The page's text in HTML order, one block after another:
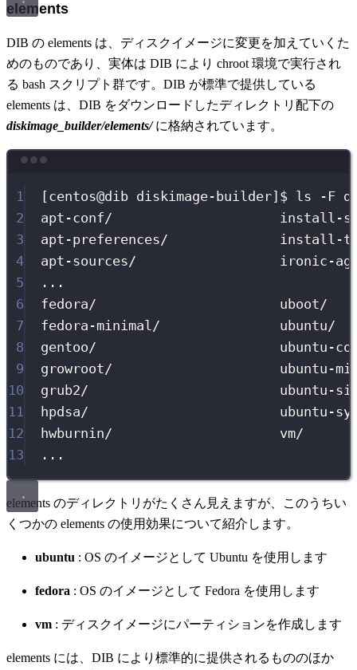
elements
DIB の elements は、ディスクイメージに変更を加えていくた
めのものであり、実体は DIB により chroot 環境で実行され
る bash スクリプト群です。DIB が標準で提供している
elements は、DIB をダウンロードしたディレクトリ配下の
diskimage_builder/elements/に格納されています。
1
[centos@dib diskimage-builder]$ ls -F
2
apt-conf/
install-
3
apt-preferences/
install-
4
apt-sources/
ironic-
5
...
6
fedora/
uboot/
7
fedora-minimal/
ubuntu/
8
gentoo/
ubuntu-
9
growroot/
ubuntu-
10
grub2/
ubuntu-
11
hpdsa/
ubuntu-
12
hwburnin/
vm/
13
...
elements のディレクトリがたくさん見えますが、このうちい
くつかの elements の使用効果について紹介します。
ubuntu : OS のイメージとして Ubuntu を使用します
fedora : OS のイメージとして Fedora を使用します
vm : ディスクイメージにパーティションを作成します
elements には、DIB により標準的に提供されるもののほか